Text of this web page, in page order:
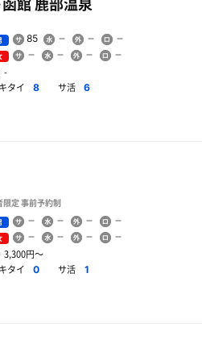
85
-
タイ
8 サ活 6
限定事前予約制
3,300円〜
タイ
0 サ活 1